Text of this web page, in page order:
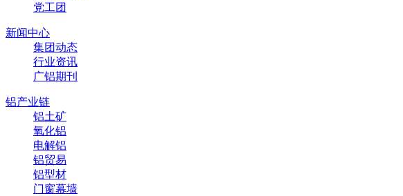
党工团
新闻中心
集团动态
行业资讯
广铝期刊
铝产业链
铝土矿
氧化铝
电解铝
铝贸易
铝型材
门窗幕墙